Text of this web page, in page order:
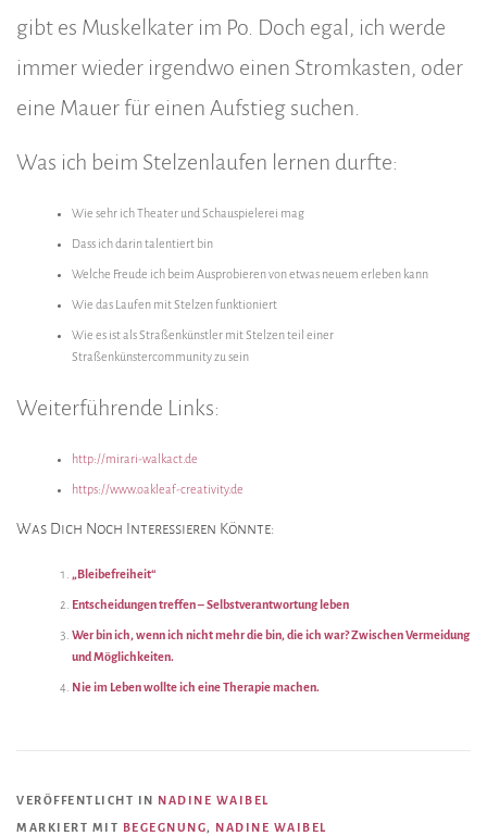
gibt es Muskelkater im Po. Doch egal, ich werde
immer wieder irgendwo einen Stromkasten, oder
eine Mauer für einen Aufstieg suchen.
Was ich beim Stelzenlaufen lernen durfte:
Wie sehr ich Theater und Schauspielerei mag
Dass ich darin talentiert bin
Welche Freude ich beim Ausprobieren von etwas neuem erleben kann
Wie das Laufen mit Stelzen funktioniert
Wie es ist als Straßenkünstler mit Stelzen teil einer
Straßenkünstercommunity zu sein
Weiterführende Links:
http://mirari-walkact.de
https://www.oakleaf-creativity.de
Was Dich Noch Interessieren Könnte:
„Bleibefreiheit“
Entscheidungen treffen – Selbstverantwortung leben
Wer bin ich, wenn ich nicht mehr die bin, die ich war? Zwischen Vermeidung
und Möglichkeiten.
Nie im Leben wollte ich eine Therapie machen.
VERÖFFENTLICHT IN NADINE WAIBEL
MARKIERT MIT BEGEGNUNG, NADINE WAIBEL